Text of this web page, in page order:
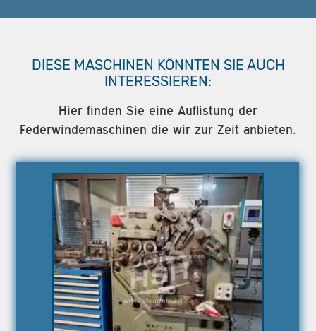
DIESE MASCHINEN KÖNNTEN SIE AUCH
INTERESSIEREN:
Hier finden Sie eine Auflistung der
Federwindemaschinen die wir zur Zeit anbieten.